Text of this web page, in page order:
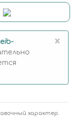
×
характер.